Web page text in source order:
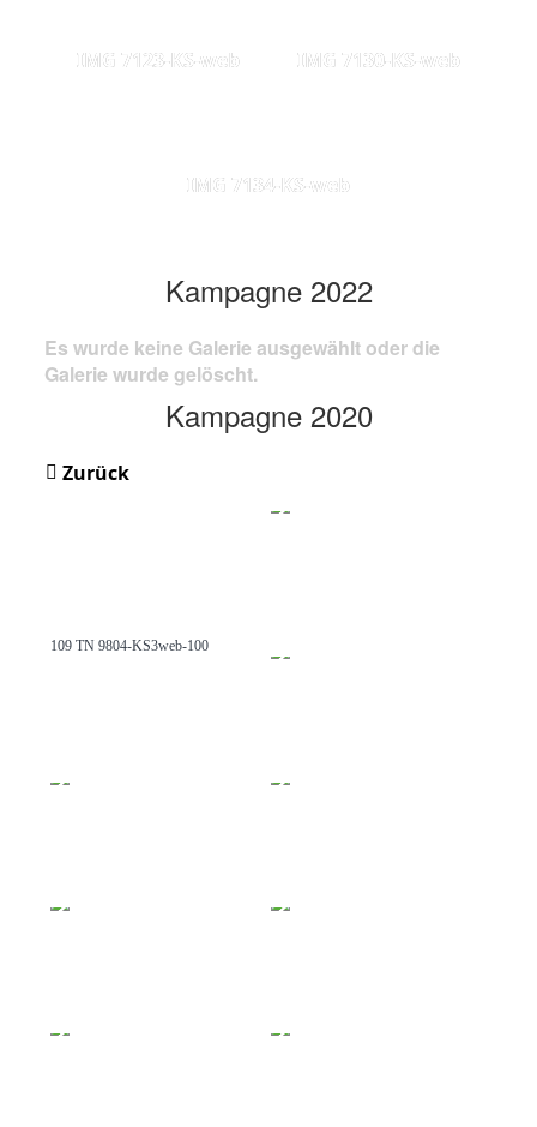
IMG 7123-KS-web IMG 7130-KS-web
IMG 7134-KS-web
Kampagne 2022
Es wurde keine Galerie ausgewählt oder die
Galerie wurde gelöscht.
Kampagne 2020
Zurück
109 TN 9804-KS3web-100